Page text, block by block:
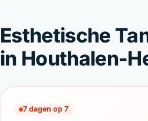
Esthetische
in Houthalen-
7 dagen op 7